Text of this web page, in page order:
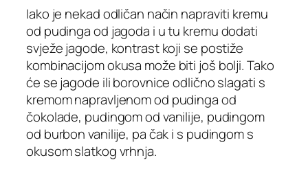
Iako je nekad odličan način napraviti kremu
od pudinga od jagoda i u tu kremu dodati
svježe jagode, kontrast koji se postiže
kombinacijom okusa može biti još bolji. Tako
će se jagode ili borovnice odlično slagati s
kremom napravljenom od pudinga od
čokolade, pudingom od vanilije, pudingom
od burbon vanilije, pa čak i s pudingom s
okusom slatkog vrhnja.